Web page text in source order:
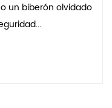
un biberón olvidado